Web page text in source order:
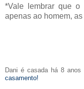
*Vale lembrar que
apenas ao homem,
Dani é casada há 8
casamento!